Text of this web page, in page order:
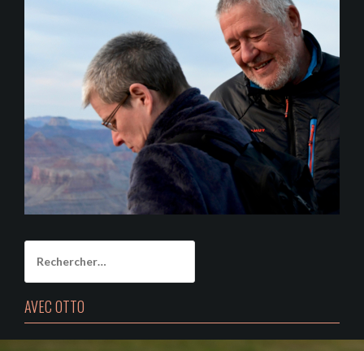
AVEC OTTO